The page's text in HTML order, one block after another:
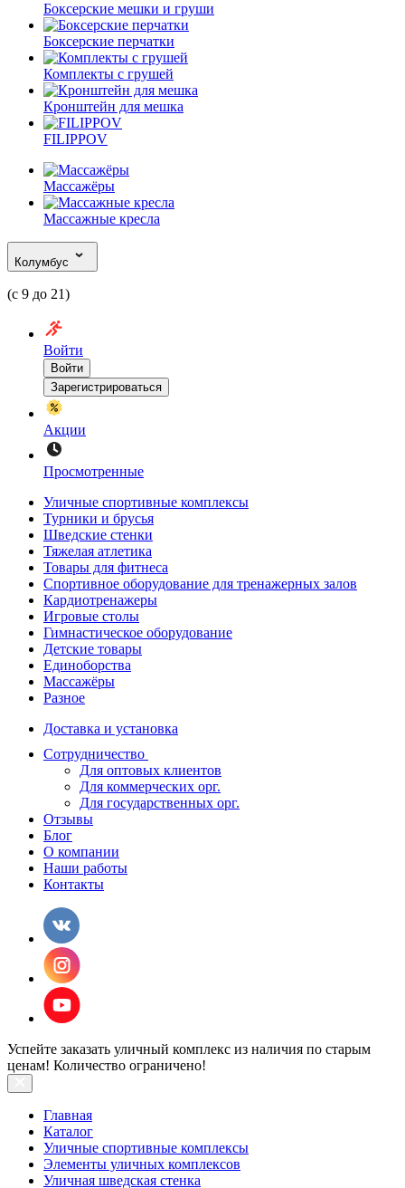
Боксерские мешки и груши
Боксерские перчатки
Комплекты с грушей
Кронштейн для мешка
FILIPPOV
Массажёры
Массажные кресла
Колумбус
(с 9 до 21)
Войти
Войти
Зарегистрироваться
Акции
Просмотренные
Уличные спортивные комплексы
Турники и брусья
Шведские стенки
Тяжелая атлетика
Товары для фитнеса
Спортивное оборудование для тренажерных залов
Кардиотренажеры
Игровые столы
Гимнастическое оборудование
Детские товары
Единоборства
Массажёры
Разное
Доставка и установка
Сотрудничество
Для оптовых клиентов
Для коммерческих орг.
Для государственных орг.
Отзывы
Блог
О компании
Наши работы
Контакты
Успейте заказать уличный комплекс из наличия по старым
ценам! Количество ограничено!
Главная
Каталог
Уличные спортивные комплексы
Элементы уличных комплексов
Уличная шведская стенка